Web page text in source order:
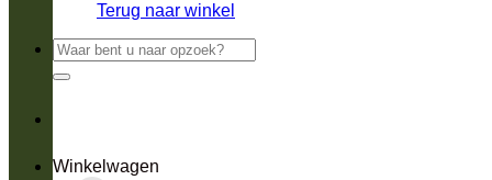
Terug naar winkel
Zoeken
naar:
Winkelwagen